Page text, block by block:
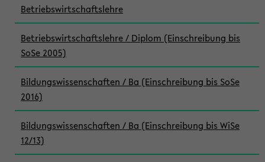
Betriebswirtschaftslehre
Betriebswirtschaftslehre / Diplom (Einschreibung bis
SoSe 2005)
Bildungswissenschaften / Ba (Einschreibung bis SoSe
2016)
Bildungswissenschaften / Ba (Einschreibung bis WiSe
12/13)